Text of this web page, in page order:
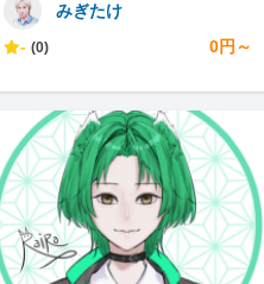
みぎたけ
- (0) 0円～